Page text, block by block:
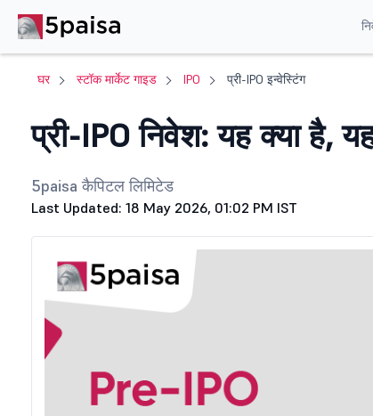
घर स्टॉक मार्केट गाइड IPO प्री-IPO इन्वेस्टिंग
प्री-IPO निवेश: यह क्या
5paisa कैपिटल लिमिटेड
Last Updated: 18 May 2026, 01:02 PM IST